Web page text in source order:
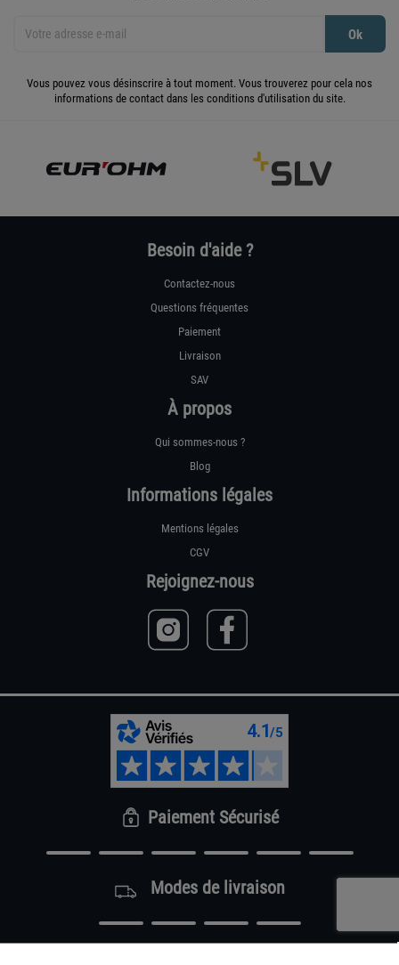
Vous pouvez vous désinscrire à tout moment. Vous trouverez pour cela nos
informations de contact dans les conditions d'utilisation du site.
Besoin d'aide ?
Contactez-nous
Questions fréquentes
Paiement
Livraison
SAV
À propos
Qui sommes-nous ?
Blog
Informations légales
Mentions légales
CGV
Rejoignez-nous
Paiement Sécurisé
Modes de livraison